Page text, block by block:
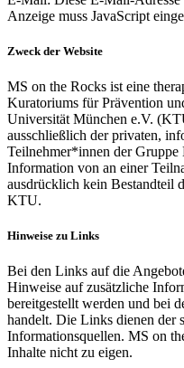
Anzeige muss JavaScript
Zweck der Website
MS on the Rocks ist eine
Kuratoriums für Prävention
Universität München e.V.
ausschließlich der privaten,
Teilnehmer*innen der
Information von an einer
ausdrücklich kein Bestandteil
KTU.
Hinweise zu Links
Bei den Links auf die
Hinweise auf zusätzliche
bereitgestellt werden und bei
handelt. Die Links dienen der
Informationsquellen. MS on
Inhalte nicht zu eigen.